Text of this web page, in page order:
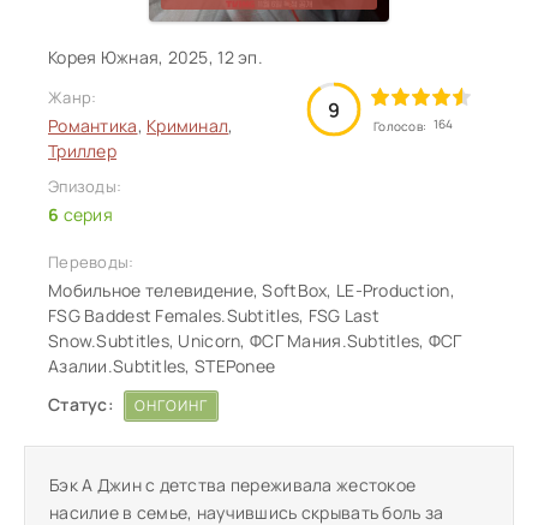
Корея Южная, 2025, 12 эп.
Жанр:
Романтика, Криминал,
Триллер
Эпизоды:
6 серия
9
Голосов: 164
Переводы:
Мобильное телевидение, SoftBox, LE-Production,
FSG Baddest Females.Subtitles, FSG Last
Snow.Subtitles, Unicorn, ФСГ Мания.Subtitles, ФСГ
Азалии.Subtitles, STEPonee
Статус:
ОНГОИНГ
Бэк А Джин с детства переживала жестокое
насилие в семье, научившись скрывать боль за